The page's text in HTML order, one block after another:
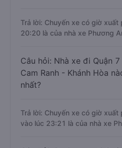
Trả lời: Chuyến xe có giờ xuất
20:20 là của nhà xe Phương
Câu hỏi: Nhà xe đi Quận
Cam Ranh - Khánh Hòa
nhất?
Trả lời: Chuyến xe có giờ xuất
vào lúc 23:21 là của nhà xe